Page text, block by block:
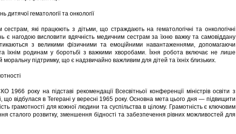
дитячої гематології та онкології
які працюють з дітьми, що страждають на гематологічні та онкологічні
є нагодою висловити вдячність медичним сестрам за їхню важку та самовіддану
з великими фізичними та емоційними навантаженнями, допомагаючи
їхнім родинам у боротьбі з важкими хворобами. Їхня робота включає не лише
підтримку, що є надзвичайно важливим для дітей та їхніх близьких.
року на підставі рекомендації Всесвітньої конференції міністрів освіти з
що відбулася в Тегерані у вересні 1965 року. Основна мета цього дня — підвищити
грамотності для кожної людини та суспільства в цілому. Грамотність є ключовим
сталого розвитку, зменшення бідності та забезпечення рівних можливостей для